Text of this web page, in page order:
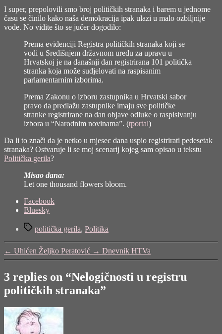
I super, prepolovili smo broj političkih stranaka i barem u jednome
času se činilo kako naša demokracija ipak ulazi u malo ozbiljnije
vode. No vidite što se jučer dogodilo:
Prema evidenciji Registra političkih stranaka koji se
vodi u Središnjem državnom uredu za upravu u
Hrvatskoj je na današnji dan registrirana 101 politička
stranka koja može sudjelovati na raspisanim
parlamentarnim izborima.
Prema Zakonu o izboru zastupnika u Hrvatski sabor
pravo da predlažu zastupnike imaju sve političke
stranke registrirane na dan objave odluke o raspisivanju
izbora u “Narodnim novinama”. (tportal)
Da li to znači da je netko u mjesec dana uspio registrirati pedesetak
stranaka? Ostvaruje li se moj scenarij kojeg sam opisao u tekstu
Politička gerila?
Misao dana:
Let one thousand flowers bloom.
Share
"Nelogičnosti
registru
političkih
stranaka"
Facebook
Bluesky
Tagspolitička gerila, Politika
← Uhićen Željko Peratović → Dnevnik HTVa
3 replies on “Nelogičnosti u registru
političkih stranaka”